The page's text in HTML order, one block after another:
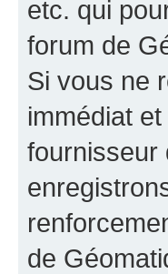
etc. qui
forum de
Si vous ne
immédiat
fournisseur
de